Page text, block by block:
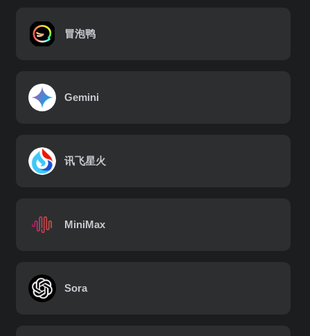
冒泡鸭
Gemini
讯飞星火
MiniMax
Sora